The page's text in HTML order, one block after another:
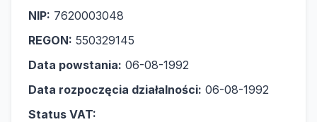
NIP: 7620003048
REGON: 550329145
Data powstania: 06-08-1992
Data rozpoczęcia działalności: 06-08-1992
Status VAT: